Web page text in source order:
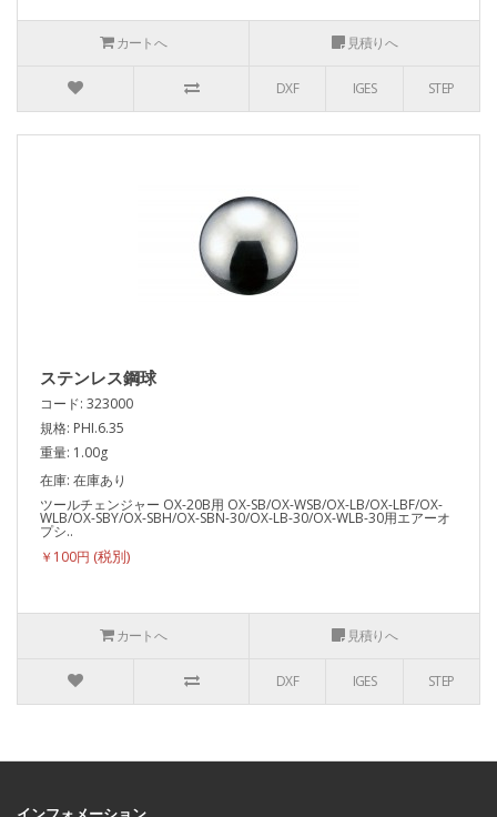
カートへ 見積りへ
DXF IGES STEP
ステンレス鋼球
コード: 323000
規格: PHI.6.35
重量: 1.00g
在庫: 在庫あり
ツールチェンジャー OX-20B用 OX-SB/OX-WSB/OX-LB/OX-LBF/OX-
WLB/OX-SBY/OX-SBH/OX-SBN-30/OX-LB-30/OX-WLB-30用エアーオ
プシ..
￥100円
カートへ 見積りへ
DXF IGES STEP